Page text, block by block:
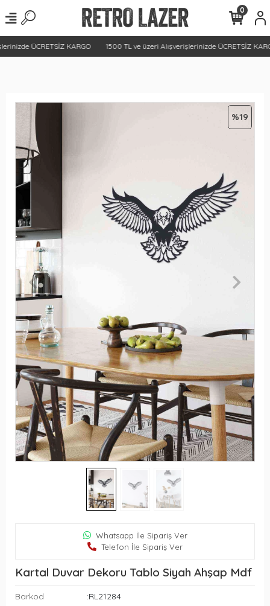
ÜCRETSİZ KARGO 1500 TL ve üzeri Alışverişlerinizde ÜCRETSİZ
0
%19
Whatsapp İle Sipariş Ver
Telefon İle Sipariş Ver
Kartal Duvar Dekoru Tablo Siyah Ahşap Mdf
Barkod
:RL21284